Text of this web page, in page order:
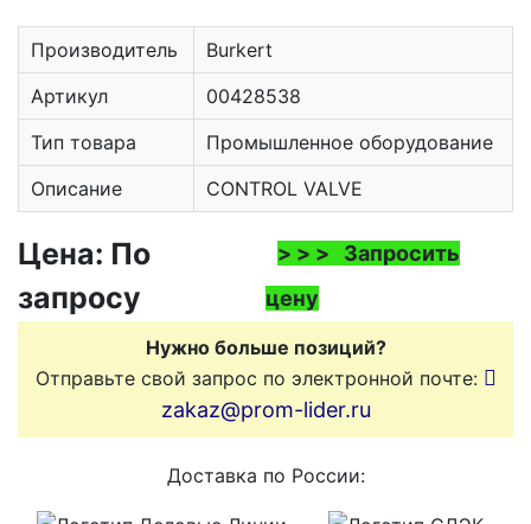
Производитель
Burkert
Артикул
00428538
Тип товара
Промышленное оборудование
Описание
CONTROL VALVE
Цена: По
запросу
> > > Запросить
цену
Нужно больше позиций?
Отправьте свой запрос по электронной почте:
zakaz@prom-lider.ru
Доставка по России: